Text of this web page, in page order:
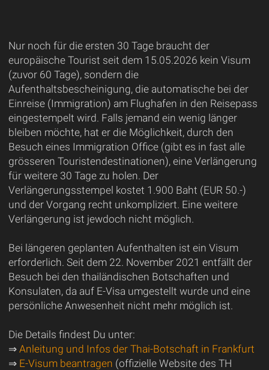
Nur noch für die ersten 30 Tage braucht der
europäische Tourist seit dem 15.05.2026 kein Visum
(zuvor 60 Tage), sondern die
Aufenthaltsbescheinigung, die automatische bei der
Einreise (Immigration) am Flughafen in den Reisepass
eingestempelt wird. Falls jemand ein wenig länger
bleiben möchte, hat er die Möglichkeit, durch den
Besuch eines Immigration Office (gibt es in fast alle
grösseren Touristendestinationen), eine Verlängerung
für weitere 30 Tage zu holen. Der
Verlängerungsstempel kostet 1.900 Baht (EUR 50.-)
und der Vorgang recht unkompliziert. Eine weitere
Verlängerung ist jewdoch nicht möglich.
Bei längeren geplanten Aufenthalten ist ein Visum
erforderlich. Seit dem 22. November 2021 entfällt der
Besuch bei den thailändischen Botschaften und
Konsulaten, da auf E-Visa umgestellt wurde und eine
persönliche Anwesenheit nicht mehr möglich ist.
Die Details findest Du unter:
⇒ Anleitung und Infos der Thai-Botschaft in Frankfurt
⇒ E-Visum beantragen (offizielle Website des TH